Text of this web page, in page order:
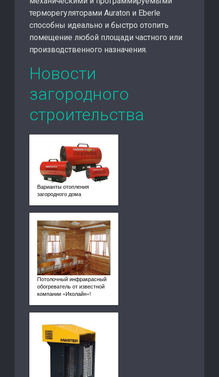
терморегуляторами Auraton и Eberle
способны идеально и быстро отопить
помещение любой площади частного или
производственного назначения.
Новости
загородного
строительства
Варианты отопления
загородного дома
Потолочный инфракрасный
обогреватель от известной
компании «Иколайн»!